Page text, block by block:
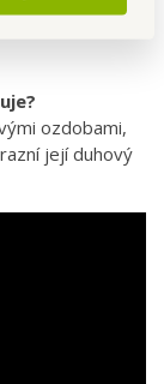
ozdobami,
její duhový